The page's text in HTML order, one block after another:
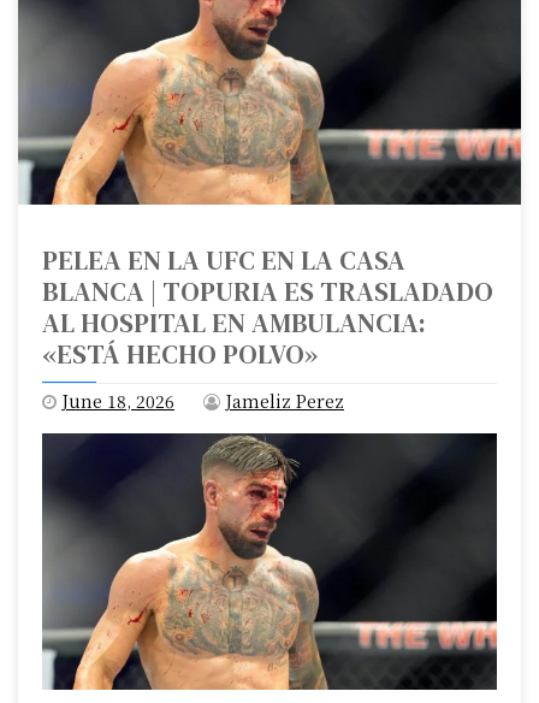
PELEA EN LA UFC EN LA CASA
BLANCA | TOPURIA ES TRASLADADO
AL HOSPITAL EN AMBULANCIA:
«ESTÁ HECHO POLVO»
June 18, 2026 Jameliz Perez